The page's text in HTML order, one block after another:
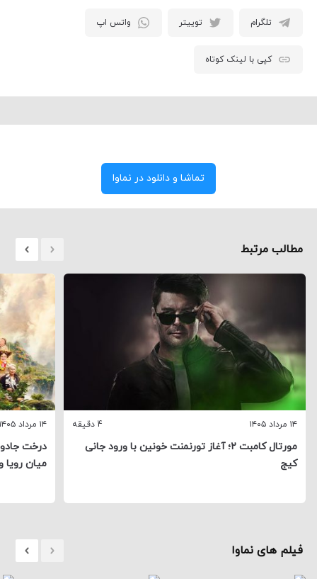
تلگرام توییتر واتس اپ
کپی با لینک کوتاه
تماشا و دانلود در نماوا
مطالب مرتبط
۱۴ مرداد ۱۴۰۵ 4 دقیقه
مورتال کامبت ۲؛ آغاز تورنمنت خونین با ورود جانی
کیج
۱۴ مرداد ۱۴۰۵
درخت
میان رویا
فیلم های نماوا